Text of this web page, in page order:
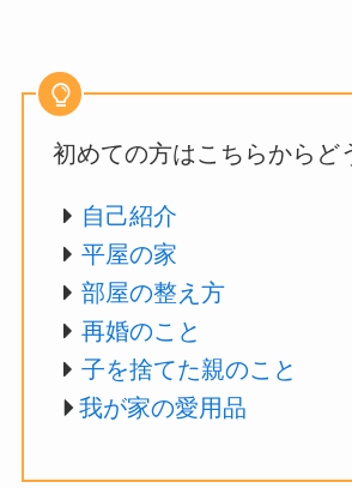
初めての方はこちらからど
自己紹介
平屋の家
部屋の整え方
再婚のこと
子を捨てた親のこと
我が家の愛用品